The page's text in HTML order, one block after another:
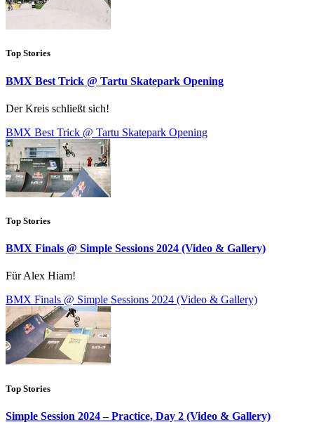
Top Stories
BMX Best Trick @ Tartu Skatepark Opening
Der Kreis schließt sich!
BMX Best Trick @ Tartu Skatepark Opening
Top Stories
BMX Finals @ Simple Sessions 2024 (Video & Gallery)
Für Alex Hiam!
BMX Finals @ Simple Sessions 2024 (Video & Gallery)
Top Stories
Simple Session 2024 – Practice, Day 2 (Video & Gallery)